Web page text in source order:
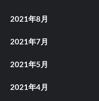
2021年8月
2021年7月
2021年5月
2021年4月